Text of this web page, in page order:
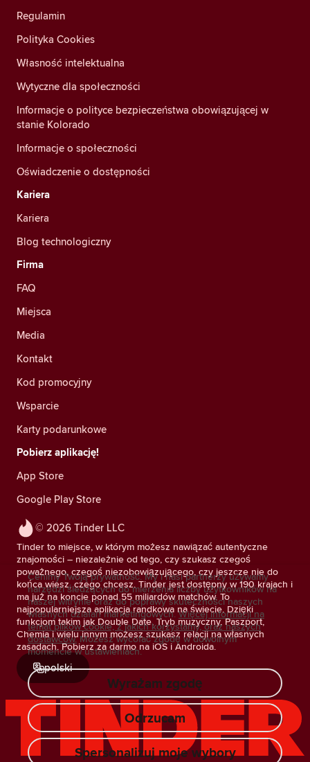
© 2026 Tinder LLC
Tinder to miejsce, w którym możesz nawiązać autentyczne
znajomości – niezależnie od tego, czy szukasz czegoś
poważnego, czegoś niezobowiązującego, czy jeszcze nie do
końca wiesz, czego chcesz. Tinder jest dostępny w 190 krajach i
ma już na koncie ponad 55 miliardów matchów. To
najpopularniejsza aplikacja randkowa na świecie. Dzięki
funkcjom takim jak Double Date, Tryb muzyczny, Paszport,
Chemia i wielu innym możesz szukasz relacji na własnych
zasadach. Pobierz za darmo na iOS i Androida.
polski
Regulamin
Polityka Cookies
Własność intelektualna
Wytyczne dla społeczności
Informacje o polityce bezpieczeństwa obowiązującej w
stanie Kolorado
Informacje o społeczności
Oświadczenie o dostępności
Kariera
Kariera
Blog technologiczny
Firma
FAQ
Miejsca
Media
Kontakt
Kod promocyjny
Wsparcie
Karty podarunkowe
Pobierz aplikację!
App Store
Google Play Store
Cenimy Twoją prywatność. My i nasi partnerzy używamy
narzędzi śledzących do mierzenia liczby użytkowników na
naszej witrynie oraz do poprawy skuteczności naszych
własnych działań marketingowych. Więcej informacji na
temat plików cookie, z jakich korzystamy, oraz naszych
dostawców. Możesz wycofać zgodę w dowolnym
momencie w ustawieniach.
Wyrażam zgodę
Odrzucam
Spersonalizuj moje wybory